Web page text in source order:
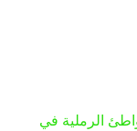
الرملية في